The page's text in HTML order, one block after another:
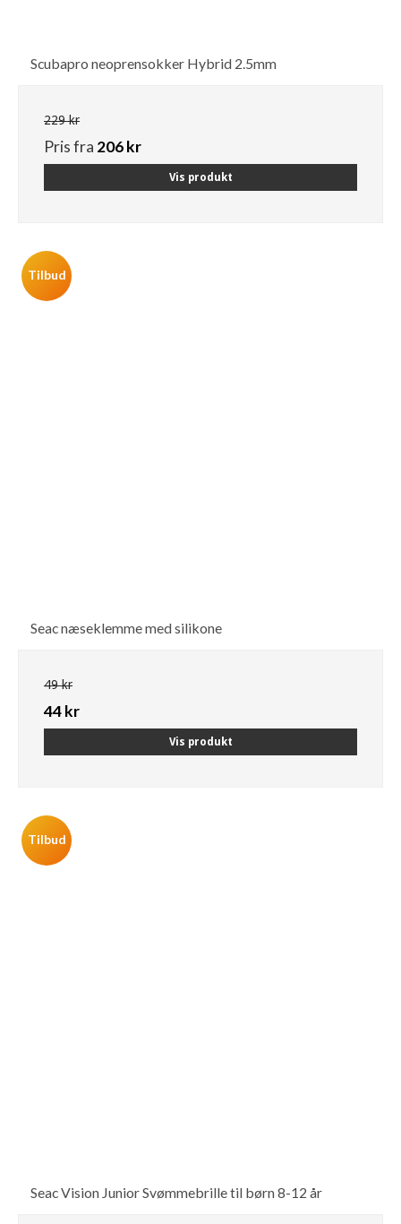
Scubapro neoprensokker Hybrid 2.5mm
229 kr
Pris fra 206 kr
Vis produkt
Tilbud
Seac næseklemme med silikone
49 kr
44 kr
Vis produkt
Tilbud
Seac Vision Junior Svømmebrille til børn 8-12 år